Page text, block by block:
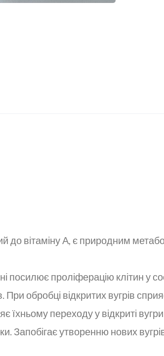
до вітаміну А, є природним
посилює проліферацію клітин у
При обробці відкритих вугрів
їхньому переходу у відкриті
Запобігає утворенню нових